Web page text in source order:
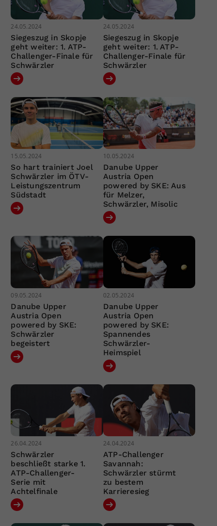
24.05.2024
Siegeszug in Skopje
geht weiter: 1. ATP-
Challenger-Finale für
Schwärzler
24.05.2024
Siegeszug in Skopje
geht weiter: 1. ATP-
Challenger-Finale für
Schwärzler
15.05.2024
So hart trainiert Joel
Schwärzler im ÖTV-
Leistungszentrum
Südstadt
10.05.2024
Danube Upper
Austria Open
powered by SKE: Aus
für Melzer,
Schwärzler, Misolic
09.05.2024
Danube Upper
Austria Open
powered by SKE:
Schwärzler
begeistert
02.05.2024
Danube Upper
Austria Open
powered by SKE:
Spannendes
Schwärzler-
Heimspiel
26.04.2024
Schwärzler
beschließt starke 1.
ATP-Challenger-
Serie mit
Achtelfinale
24.04.2024
ATP-Challenger
Savannah:
Schwärzler stürmt
zu bestem
Karrieresieg